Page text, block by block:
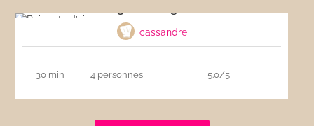
cassandre
30 min 4 personnes 5.0/5